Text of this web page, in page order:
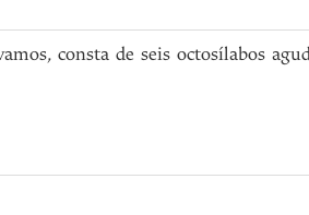
consta de seis octosílabos